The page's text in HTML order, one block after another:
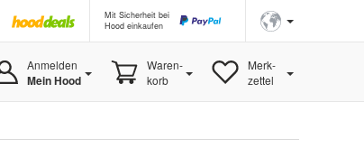
Mit Sicherheit bei
Hood einkaufen
Anmelden
Mein Hood
Waren-
korb
Merk-
zettel